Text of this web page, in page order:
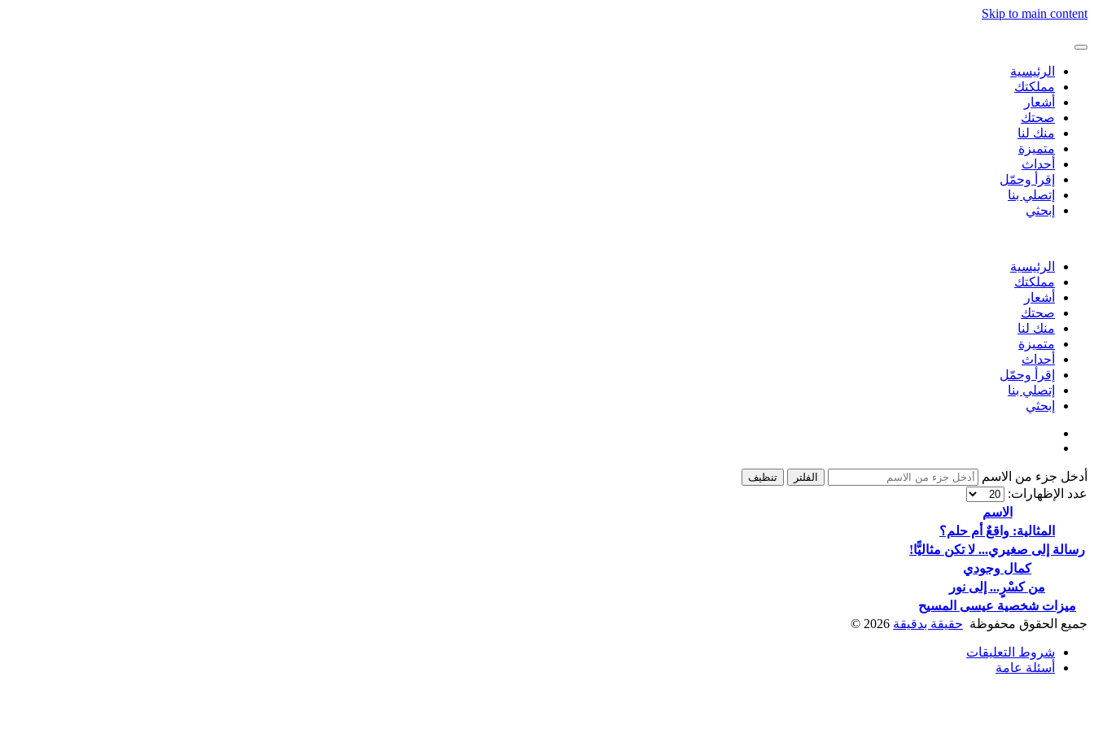
Skip to main content
الرئيسية
مملكتك
أشعار
صحتك
منك لنا
متميزة
أحداث
إقرأ وحمّل
إتصلي بنا
إبحثي
الرئيسية
مملكتك
أشعار
صحتك
منك لنا
متميزة
أحداث
إقرأ وحمّل
إتصلي بنا
إبحثي
أدخل جزء من الاسم الفلتر تنظيف
عدد الإظهارات:
الاسم
المثالية: واقعٌ أم حلم؟
رسالة إلى صغيري... لا تكن مثاليًّا!
كمال وجودي
من كسْرٍ... إلى نور
ميزات شخصية عيسى المسيح
جميع الحقوق محفوظة حقيقة بدقيقة 2026
©
شروط التعليقات
أسئلة عامة